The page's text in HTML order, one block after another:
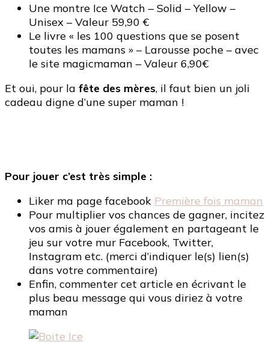
Une montre Ice Watch – Solid – Yellow –
Unisex – Valeur 59,90 €
Le livre « les 100 questions que se posent
toutes les mamans » – Larousse poche – avec
le site magicmaman – Valeur 6,90€
Et oui, pour la fête des mères, il faut bien un joli
cadeau digne d’une super maman !
Pour jouer c’est très simple :
Liker ma page facebook Première fois maman
Pour multiplier vos chances de gagner, incitez
vos amis à jouer également en partageant le
jeu sur votre mur Facebook, Twitter,
Instagram etc. (merci d’indiquer le(s) lien(s)
dans votre commentaire)
Enfin, commenter cet article en écrivant le
plus beau message qui vous diriez à votre
maman